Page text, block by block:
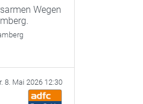
Wegen
8. Mai 2026 12:30